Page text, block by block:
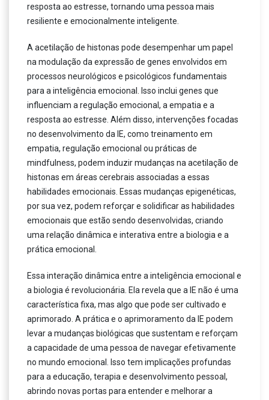
resposta ao estresse, tornando uma pessoa mais
resiliente e emocionalmente inteligente.
A acetilação de histonas pode desempenhar um papel
na modulação da expressão de genes envolvidos em
processos neurológicos e psicológicos fundamentais
para a inteligência emocional. Isso inclui genes que
influenciam a regulação emocional, a empatia e a
resposta ao estresse. Além disso, intervenções focadas
no desenvolvimento da IE, como treinamento em
empatia, regulação emocional ou práticas de
mindfulness, podem induzir mudanças na acetilação de
histonas em áreas cerebrais associadas a essas
habilidades emocionais. Essas mudanças epigenéticas,
por sua vez, podem reforçar e solidificar as habilidades
emocionais que estão sendo desenvolvidas, criando
uma relação dinâmica e interativa entre a biologia e a
prática emocional.
Essa interação dinâmica entre a inteligência emocional e
a biologia é revolucionária. Ela revela que a IE não é uma
característica fixa, mas algo que pode ser cultivado e
aprimorado. A prática e o aprimoramento da IE podem
levar a mudanças biológicas que sustentam e reforçam
a capacidade de uma pessoa de navegar efetivamente
no mundo emocional. Isso tem implicações profundas
para a educação, terapia e desenvolvimento pessoal,
abrindo novas portas para entender e melhorar a